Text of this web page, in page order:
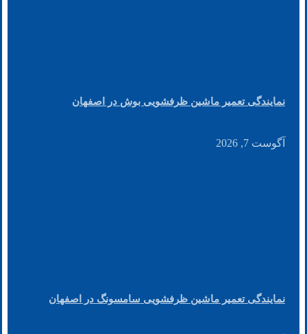
نمایندگی تعمیر ماشین ظرفشویی بوش در اصفهان
آگوست 7, 2026
نمایندگی تعمیر ماشین ظرفشویی سامسونگ در اصفهان